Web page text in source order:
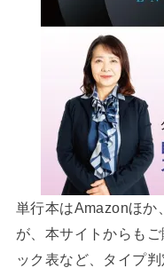
単行本はAmazonほか
が、本サイトからも
ック表など、タイプ